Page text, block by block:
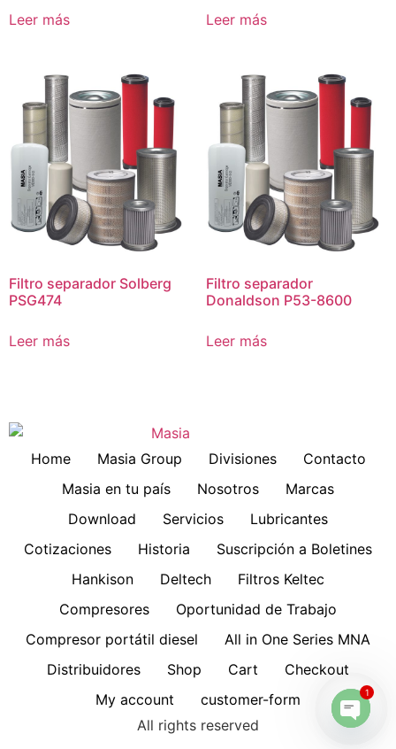
Leer más Leer más
Filtro separador Solberg
PSG474
Leer más
Filtro separador
Donaldson P53-8600
Leer más
Home Masia Group Divisiones
Contacto
Masia en tu país
Nosotros
Marcas
Download
Servicios
Lubricantes
Cotizaciones
Historia
Suscripción a Boletines
Hankison
Deltech
Filtros Keltec
Compresores
Oportunidad de Trabajo
Compresor portátil diesel
All in One Series MNA
Distribuidores
Shop Cart
Checkout
My account
customer-form
All rights reserved
1